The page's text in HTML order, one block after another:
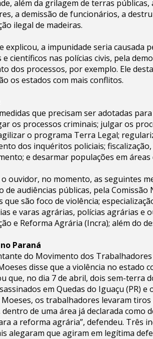
além da grilagem de terras
a demissão de funcionários, a
ilegal de madeiras.
explicou, a impunidade seria causada
e científicos nas polícias civis, pela
dos processos, por exemplo. Ele
os estados com mais conflitos.
que precisam ser adotadas
os processos criminais; julgar os
o programa Terra Legal;
dos inquéritos policiais;
e desarmar populações em
ouvidor, no momento, as seguintes
de audiências públicas, pela
que são foco de violência;
e varas agrárias, polícias agrárias e
e Reforma Agrária (Incra); além do
Paraná
do Movimento dos
disse que a violência no estado
que, no dia 7 de abril, dois sem-terra
em Quedas do Iguaçu (PR)
os trabalhadores levaram
de uma área já declarada como
a reforma agrária”, defendeu. Três
alegaram que agiram em legítima